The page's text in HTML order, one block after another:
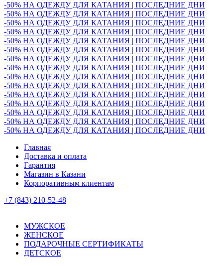
-50% НА ОДЕЖДУ ДЛЯ КАТАНИЯ | ПОСЛЕДНИЕ ДНИ
-50% НА ОДЕЖДУ ДЛЯ КАТАНИЯ | ПОСЛЕДНИЕ ДНИ
-50% НА ОДЕЖДУ ДЛЯ КАТАНИЯ | ПОСЛЕДНИЕ ДНИ
-50% НА ОДЕЖДУ ДЛЯ КАТАНИЯ | ПОСЛЕДНИЕ ДНИ
-50% НА ОДЕЖДУ ДЛЯ КАТАНИЯ | ПОСЛЕДНИЕ ДНИ
-50% НА ОДЕЖДУ ДЛЯ КАТАНИЯ | ПОСЛЕДНИЕ ДНИ
-50% НА ОДЕЖДУ ДЛЯ КАТАНИЯ | ПОСЛЕДНИЕ ДНИ
-50% НА ОДЕЖДУ ДЛЯ КАТАНИЯ | ПОСЛЕДНИЕ ДНИ
-50% НА ОДЕЖДУ ДЛЯ КАТАНИЯ | ПОСЛЕДНИЕ ДНИ
-50% НА ОДЕЖДУ ДЛЯ КАТАНИЯ | ПОСЛЕДНИЕ ДНИ
-50% НА ОДЕЖДУ ДЛЯ КАТАНИЯ | ПОСЛЕДНИЕ ДНИ
-50% НА ОДЕЖДУ ДЛЯ КАТАНИЯ | ПОСЛЕДНИЕ ДНИ
-50% НА ОДЕЖДУ ДЛЯ КАТАНИЯ | ПОСЛЕДНИЕ ДНИ
-50% НА ОДЕЖДУ ДЛЯ КАТАНИЯ | ПОСЛЕДНИЕ ДНИ
-50% НА ОДЕЖДУ ДЛЯ КАТАНИЯ | ПОСЛЕДНИЕ ДНИ
Главная
Доставка и оплата
Гарантия
Магазин в Казани
Корпоративным клиентам
+7 (843) 210-52-48
МУЖСКОЕ
ЖЕНСКОЕ
ПОДАРОЧНЫЕ СЕРТИФИКАТЫ
ДЕТСКОЕ